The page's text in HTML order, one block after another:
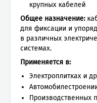
крупных кабелей
Общее назначение:
для фиксации и
в различных
системах.
Применяется в:
Электроплитках и
Производственных